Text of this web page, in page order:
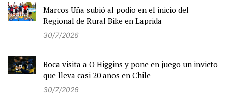
Marcos Uña subió al podio en el inicio del
Regional de Rural Bike en Laprida
30/7/2026
Boca visita a O Higgins y pone en juego un invicto
que lleva casi 20 años en Chile
30/7/2026